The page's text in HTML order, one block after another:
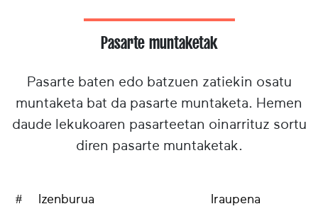
Pasarte muntaketak
Pasarte baten edo batzuen zatiekin osatu
muntaketa bat da pasarte muntaketa. Hemen
daude lekukoaren pasarteetan oinarrituz sortu
diren pasarte muntaketak.
# Izenburua Iraupena